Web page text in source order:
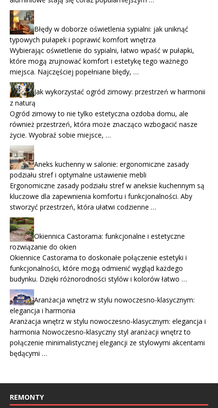
Błędy w doborze oświetlenia sypialni: jak uniknąć
typowych pułapek i poprawić komfort wnętrza
Wybierając oświetlenie do sypialni, łatwo wpaść w pułapki,
które mogą zrujnować komfort i estetykę tego ważnego
miejsca. Najczęściej popełniane błędy, …
Jak wykorzystać ogród zimowy: przestrzeń w harmonii
z naturą
Ogród zimowy to nie tylko estetyczna ozdoba domu, ale
również przestrzeń, która może znacząco wzbogacić nasze
życie. Wyobraź sobie miejsce, …
Aneks kuchenny w salonie: ergonomiczne zasady
podziału stref i optymalne ustawienie mebli
Ergonomiczne zasady podziału stref w aneksie kuchennym są
kluczowe dla zapewnienia komfortu i funkcjonalności. Aby
stworzyć przestrzeń, która ułatwi codzienne …
Okiennica Castorama: funkcjonalne i estetyczne
rozwiązanie do okien
Okiennice Castorama to doskonałe połączenie estetyki i
funkcjonalności, które mogą odmienić wygląd każdego
budynku. Dzięki różnorodności stylów i kolorów łatwo …
Aranżacja wnętrz w stylu nowoczesno-klasycznym:
elegancja i harmonia
Aranżacja wnętrz w stylu nowoczesno-klasycznym: elegancja i
harmonia Nowoczesno-klasyczny styl aranżacji wnętrz to
połączenie minimalistycznej elegancji ze stylowymi akcentami
będącymi …
REMONTY